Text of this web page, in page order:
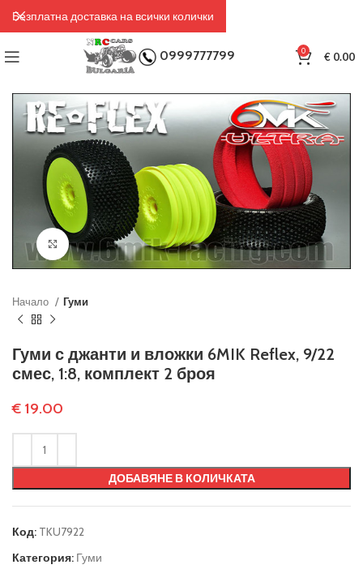
0999777799 0 €0.00
Click to enlarge
Начало Гуми
Гуми с джанти и вложки 6MIK Reflex, 9/22
смес, 1:8, комплект 2 броя
€ 19.00
ДОБАВЯНЕ В КОЛИЧКАТА
Код: TKU7922
Категория: Гуми
Безплатна доставка на всички колички